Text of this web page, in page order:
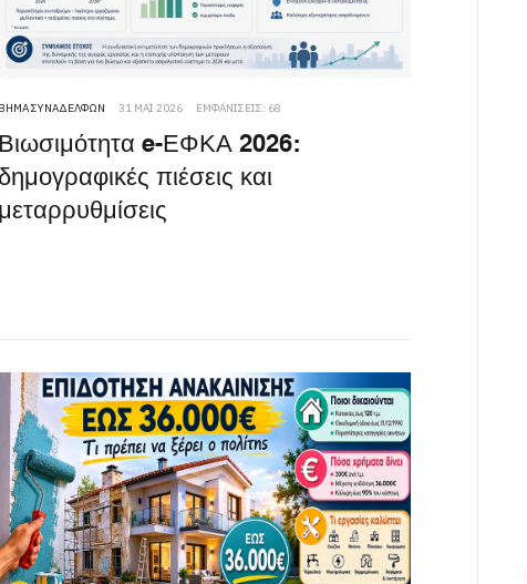
ΒΉΜΑ ΣΥΝΑΔΈΛΦΩΝ 31 ΜΆΙ 2026 ΕΜΦΑΝΊΣΕΙΣ: 68
Βιωσιμότητα e-ΕΦΚΑ 2026:
δημογραφικές πιέσεις και
μεταρρυθμίσεις